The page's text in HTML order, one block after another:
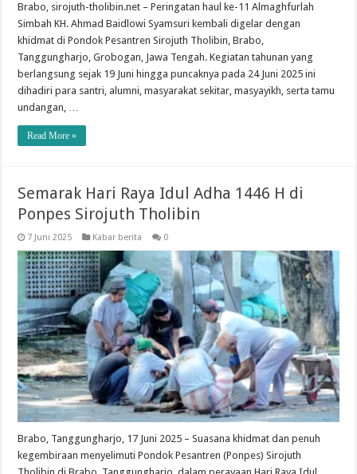
Brabo, sirojuth-tholibin.net – Peringatan haul ke-11 Almaghfurlah
Simbah KH. Ahmad Baidlowi Syamsuri kembali digelar dengan
khidmat di Pondok Pesantren Sirojuth Tholibin, Brabo,
Tanggungharjo, Grobogan, Jawa Tengah. Kegiatan tahunan yang
berlangsung sejak 19 Juni hingga puncaknya pada 24 Juni 2025 ini
dihadiri para santri, alumni, masyarakat sekitar, masyayikh, serta tamu
undangan, …
Read More »
Semarak Hari Raya Idul Adha 1446 H di
Ponpes Sirojuth Tholibin
7 Juni 2025 Kabar berita 0
Brabo, Tanggungharjo, 17 Juni 2025 – Suasana khidmat dan penuh
kegembiraan menyelimuti Pondok Pesantren (Ponpes) Sirojuth